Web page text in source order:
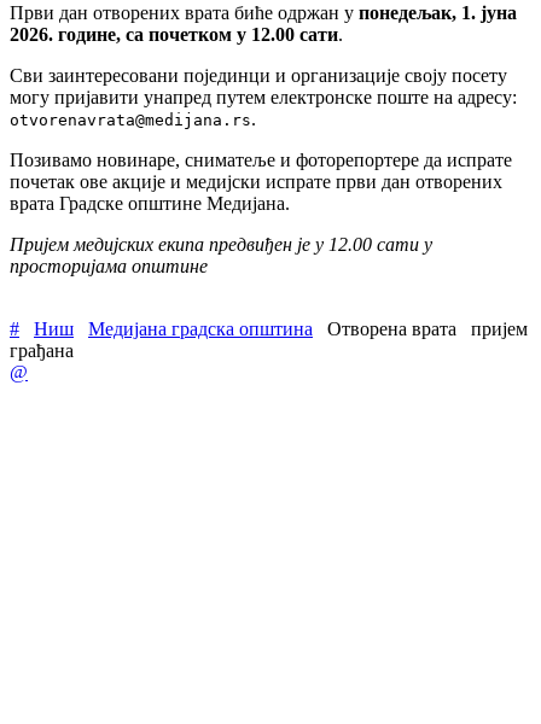
Први дан отворених врата биће одржан у понедељак, 1. јуна
2026. године, са почетком у 12.00 сати.
Сви заинтересовани појединци и организације своју посету
могу пријавити унапред путем електронске поште на адресу:
otvorenavrata@medijana.rs.
Позивамо новинаре, сниматеље и фоторепортере да испрате
почетак ове акције и медијски испрате први дан отворених
врата Градске општине Медијана.
Пријем медијских екипа предвиђен је у 12.00 сати у
просторијама општине
# Ниш Медијана градска општина Отворена врата
пријем
грађана
@